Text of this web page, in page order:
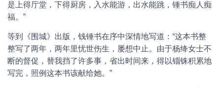
是上得厅堂，下得厨房，入水能游，出水能跳，锺书痴人痴
福。”
等到《围城》出版，钱锺书在序中深情地写道：“这本书整
整写了两年，两年里忧世伤生，屡想中止。由于杨绛女士不
断的督促，替我挡了许多事，省出时间来，得以锱铢积累地
写完，照例这本书该献给她。”